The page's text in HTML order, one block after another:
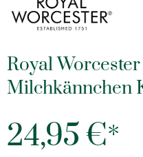
Royal
Milchkännchen
24,95 €*